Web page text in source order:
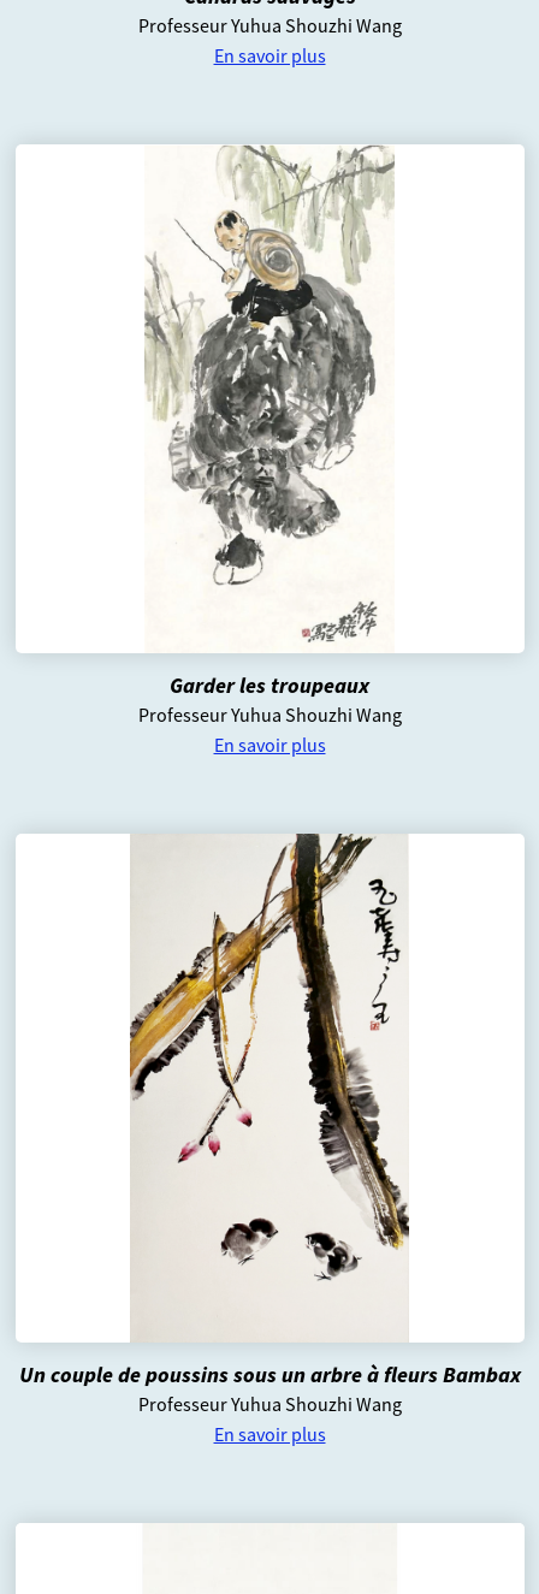
Professeur Yuhua Shouzhi Wang
En savoir plus
Garder les troupeaux
Professeur Yuhua Shouzhi Wang
En savoir plus
Un couple de poussins sous un arbre à fleurs Bambax
Professeur Yuhua Shouzhi Wang
En savoir plus